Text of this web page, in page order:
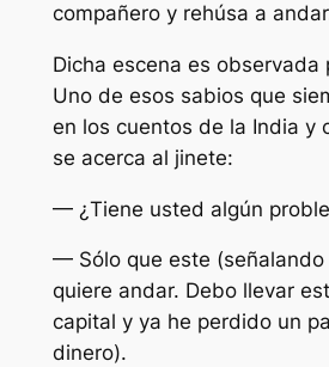
compañero y rehúsa a
Dicha escena es observada
Uno de esos sabios que
en los cuentos de la India y
se acerca al jinete:
— ¿Tiene usted algún
— Sólo que este
quiere andar. Debo llevar
capital y ya he perdido un
dinero).